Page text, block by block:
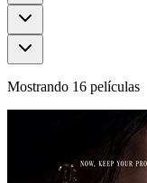
Mostrando 16 películas